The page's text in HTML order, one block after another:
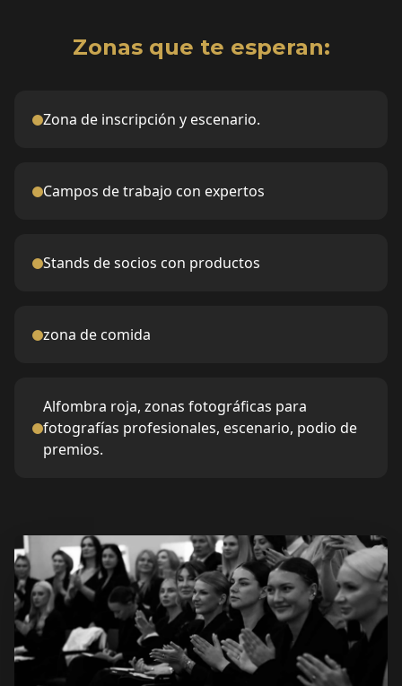
Zonas que te esperan:
Zona de inscripción y escenario.
Campos de trabajo con expertos
Stands de socios con productos
zona de comida
Alfombra roja, zonas fotográficas para
fotografías profesionales, escenario, podio de
premios.